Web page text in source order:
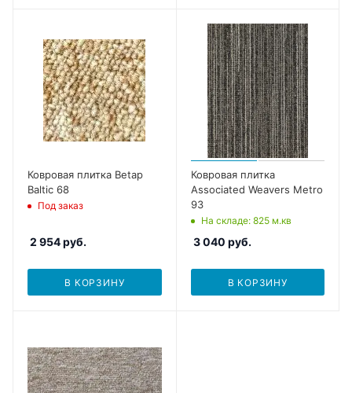
Ковровая плитка Betap
Baltic 68
Под заказ
2 954руб.
В КОРЗИНУ
Ковровая плитка
Associated Weavers Metro
93
На складе: 825 м.кв
3 040 руб.
В КОРЗИНУ